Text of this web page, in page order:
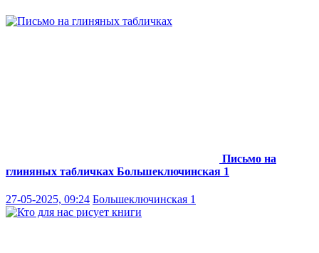
Письмо на
глиняных табличках Большеключинская 1
27-05-2025, 09:24 Большеключинская 1